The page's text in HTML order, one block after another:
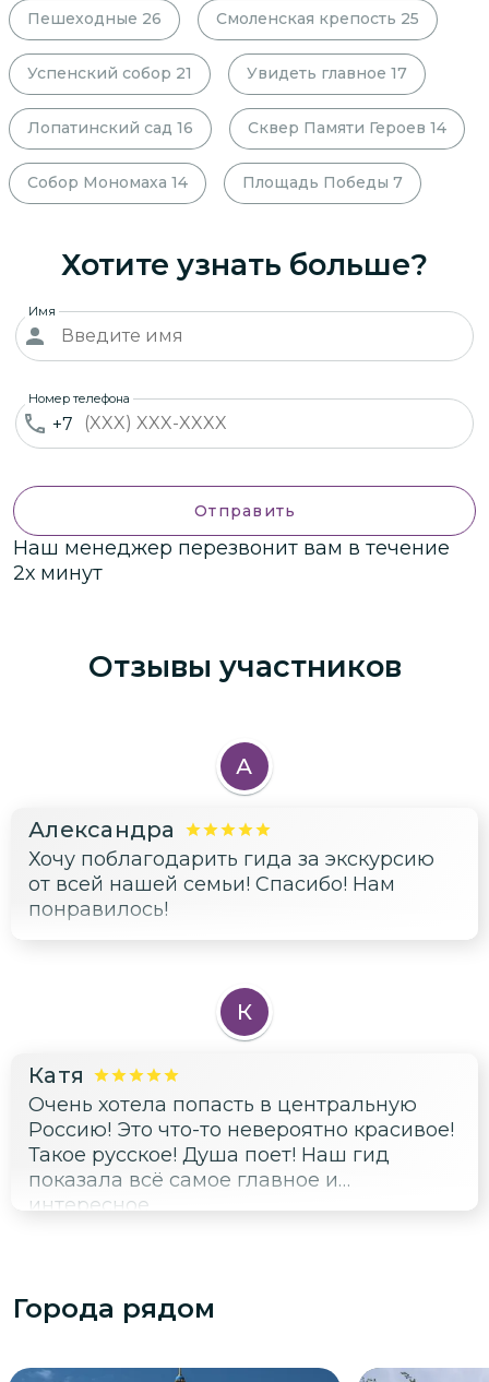
Пешеходные 26 Смоленская крепость 25
Успенский собор 21 Увидеть главное 17
Лопатинский сад 16 Сквер Памяти Героев 14
Собор Мономаха 14 Площадь Победы 7
Хотите узнать больше?
Имя
+7
Номер телефона
Отправить
Наш менеджер перезвонит вам в течение
2х минут
Отзывы участников
А
Александра
Хочу поблагодарить гида за экскурсию
от всей нашей семьи! Спасибо! Нам
понравилось!
К
Катя
Очень хотела попасть в центральную
Россию! Это что-то невероятно красивое!
Такое русское! Душа поет! Наш гид
показала всё самое главное и
интересное
Города рядом